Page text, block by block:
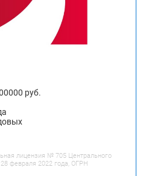
руб.
лицензия № 705 Центрального
февраля 2022 года, ОГРН